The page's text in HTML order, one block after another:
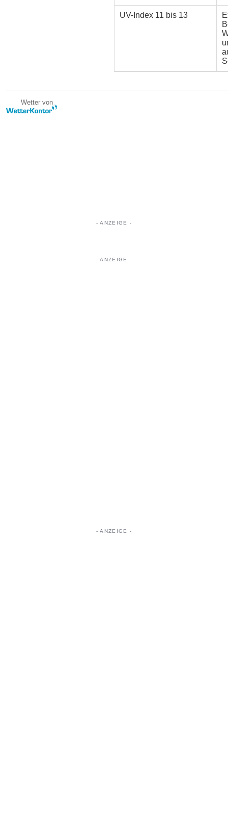
UV-Index 11 bis 13
Wetter von